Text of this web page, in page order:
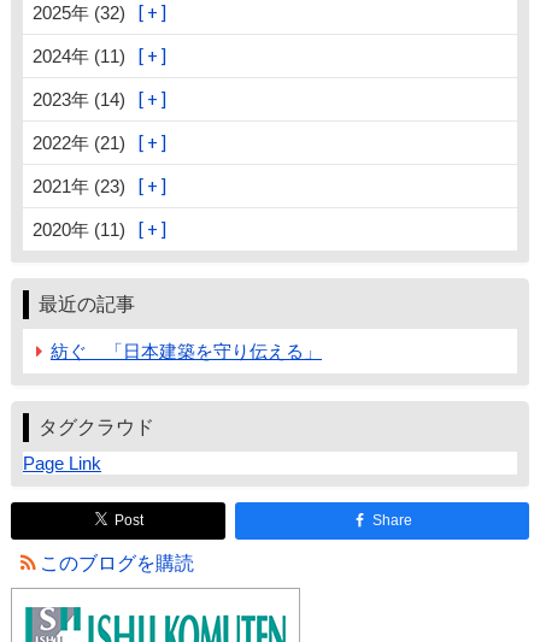
2025年 (32)
2024年 (11)
2023年 (14)
2022年 (21)
2021年 (23)
2020年 (11)
最近の記事
紡ぐ 「日本建築を守り伝える」
タグクラウド
Page Link
Post Share
このブログを購読